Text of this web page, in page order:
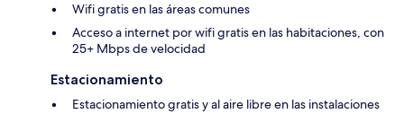
Wifi gratis en las áreas comunes
Acceso a internet por wifi gratis en las habitaciones, con
25+ Mbps de velocidad
Estacionamiento
Estacionamiento gratis y al aire libre en las instalaciones